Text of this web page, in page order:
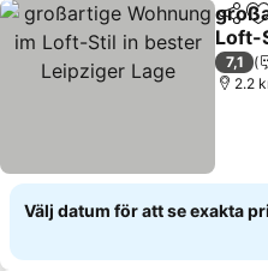
Dela
Loft-
7,1
2.2
Välj datum för att se exakta